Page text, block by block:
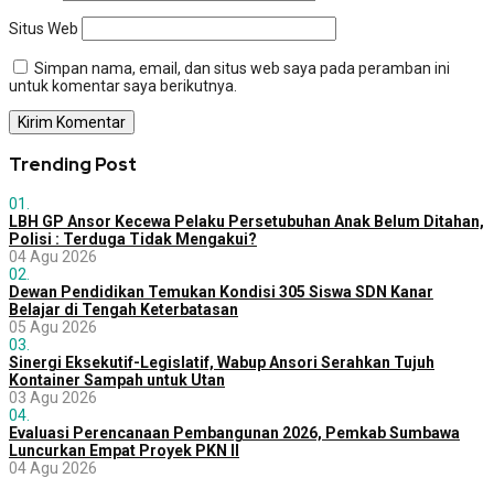
Situs Web
Simpan nama, email, dan situs web saya pada peramban ini
untuk komentar saya berikutnya.
Trending Post
01.
LBH GP Ansor Kecewa Pelaku Persetubuhan Anak Belum Ditahan,
Polisi : Terduga Tidak Mengakui?
04 Agu 2026
02.
Dewan Pendidikan Temukan Kondisi 305 Siswa SDN Kanar
Belajar di Tengah Keterbatasan
05 Agu 2026
03.
Sinergi Eksekutif-Legislatif, Wabup Ansori Serahkan Tujuh
Kontainer Sampah untuk Utan
03 Agu 2026
04.
Evaluasi Perencanaan Pembangunan 2026, Pemkab Sumbawa
Luncurkan Empat Proyek PKN II
04 Agu 2026